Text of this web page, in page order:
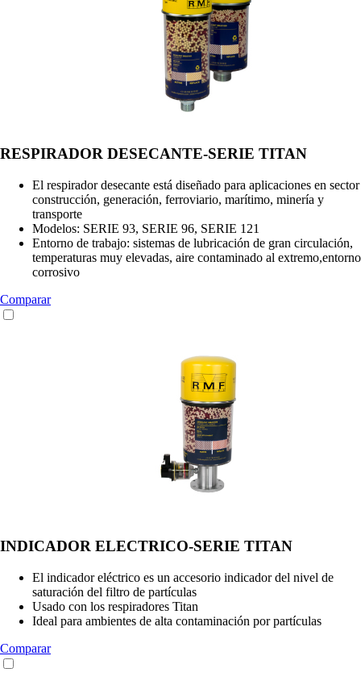
RESPIRADOR DESECANTE-SERIE TITAN
El respirador desecante está diseñado para aplicaciones en sector
construcción, generación, ferroviario, marítimo, minería y
transporte
Modelos: SERIE 93, SERIE 96, SERIE 121
Entorno de trabajo: sistemas de lubricación de gran circulación,
temperaturas muy elevadas, aire contaminado al extremo,entorno
corrosivo
Comparar
INDICADOR ELECTRICO-SERIE TITAN
El indicador eléctrico es un accesorio indicador del nivel de
saturación del filtro de partículas
Usado con los respiradores Titan
Ideal para ambientes de alta contaminación por partículas
Comparar